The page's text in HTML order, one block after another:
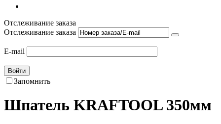
Отслеживание заказа
Отслеживание заказа
E-mail
Войти
Запомнить
Шпатель KRAFTOOL 350мм